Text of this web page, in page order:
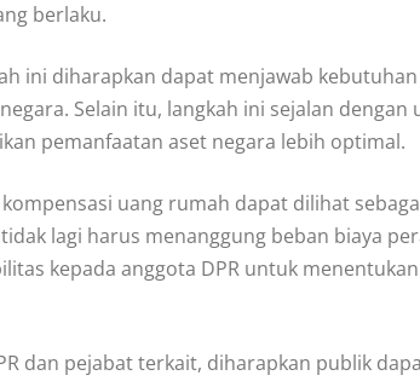
berlaku.
ini diharapkan dapat menjawab kebutuhan
Selain itu, langkah ini sejalan
pemanfaatan aset negara lebih optimal.
uang rumah dapat dilihat
lagi harus menanggung beban biaya
kepada anggota DPR untuk
dan pejabat terkait, diharapkan publik